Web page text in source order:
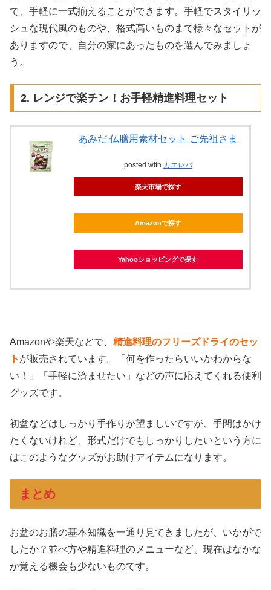
で、手軽に一式揃えることができます。手軽でスタイリッ
シュな現代風のものや、格式高いものまで様々なセットが
ありますので、自分の家にあったものを選んでみましょ
う。
2. レンジで楽チン！お手軽精進料理セット
あみだ 仏膳用素材セット ご先祖さま
posted with カエレバ
楽天市場で探す
Amazonで探す
Yahooショッピングで探す
Amazonや楽天などで、 精進料理のフリーズドライのセッ
ト が販売されています。「何を作ったらいいかわからな
い！」「手軽に済ませたい」などの声に応えてくれる便利
グッズです。
初盆などはしっかり手作りが望ましいですが、手間はかけ
たくないけれど、形式だけでもしっかりしたいという方に
はこのようなグッズがお助けアイテムになります。
まとめ
お盆のお膳の基本知識を一通り見てきましたが、いかがで
したか？並べ方や精進料理のメニューなど、現在はなかな
か覚える機会も少ないものです。